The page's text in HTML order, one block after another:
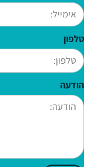
טלפון
הודעה